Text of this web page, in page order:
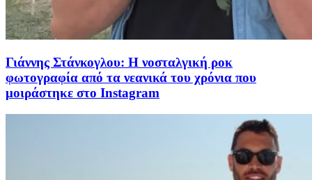
Γιάννης Στάνκογλου: Η νοσταλγική ροκ
φωτογραφία από τα νεανικά του χρόνια που
μοιράστηκε στο Instagram